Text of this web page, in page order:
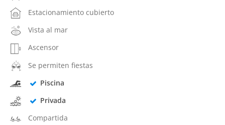
Estacionamiento cubierto
Vista al mar
Ascensor
Se permiten fiestas
Piscina
Privada
Compartida